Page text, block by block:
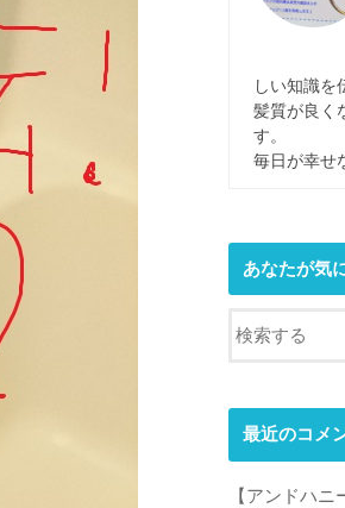
しい知識を
髪質が良く
す。
毎日が幸せ
あなたが気
最近のコメ
【アンドハニ